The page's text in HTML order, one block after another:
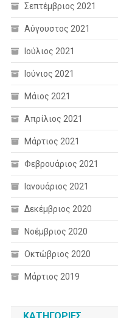
Σεπτέμβριος 2021
Αύγουστος 2021
Ιούλιος 2021
Ιούνιος 2021
Μάιος 2021
Απρίλιος 2021
Μάρτιος 2021
Φεβρουάριος 2021
Ιανουάριος 2021
Δεκέμβριος 2020
Νοέμβριος 2020
Οκτώβριος 2020
Μάρτιος 2019